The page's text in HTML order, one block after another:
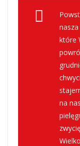
które
na